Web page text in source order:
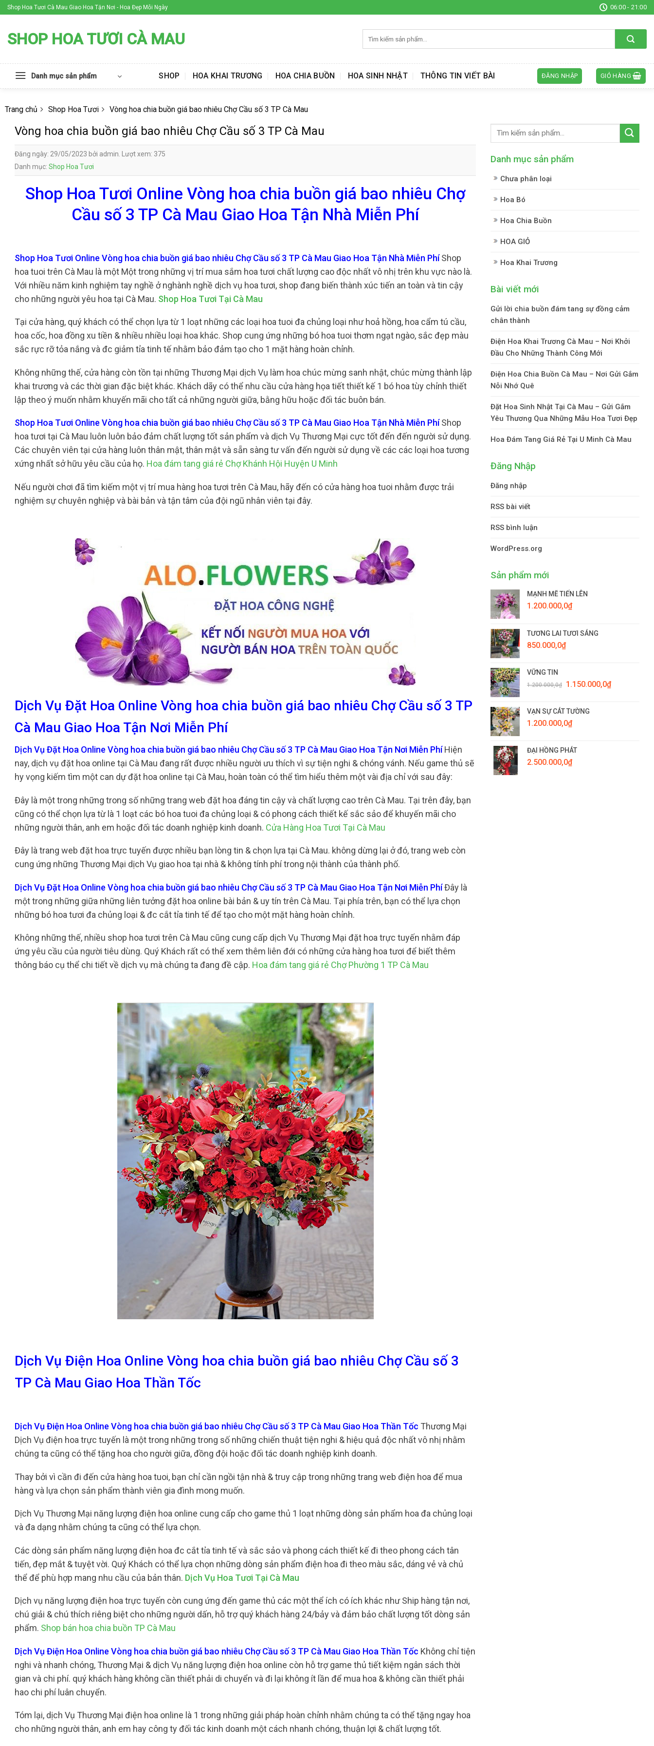
Skip
to
Shop Hoa Tươi Cà Mau Giao Hoa Tận Nơi - Hoa Đẹp Mỗi Ngày 06:00 - 21:00
SHOP HOA TƯƠI CÀ MAU
kiếm:
Danh mục sản phẩm SHOP HOA KHAI TRƯƠNG HOA CHIA BUỒN HOA SINH NHẬT THÔNG TIN VIẾT BÀI ĐĂNG NHẬP GIỎ HÀNG
Trang chủ Shop Hoa Tươi Vòng hoa chia buồn giá bao nhiêu Chợ Cầu số 3 TP Cà Mau
Vòng hoa chia buồn giá bao nhiêu Chợ Cầu số 3 TP Cà Mau
Đăng ngày: 29/05/2023 bởi admin. Lượt xem: 375
Danh mục: Shop Hoa Tươi
Shop Hoa Tươi Online Vòng hoa chia buồn giá bao nhiêu Chợ
Cầu số 3 TP Cà Mau Giao Hoa Tận Nhà Miễn Phí
Shop Hoa Tươi Online Vòng hoa chia buồn giá bao nhiêu Chợ Cầu số 3 TP Cà Mau Giao Hoa Tận Nhà Miễn PhíShop
hoa tuoi trên Cà Mau là một Một trong những vị trí mua sắm hoa tươi chất lượng cao độc nhất vô nhị trên khu vực nào là.
Với nhiều năm kinh nghiệm tay nghề ở nghành nghề dịch vụ hoa tươi, shop đang biến thành xúc tiến an toàn và tin cậy
cho những người yêu hoa tại Cà Mau. Shop Hoa Tươi Tại Cà Mau
Tại cửa hàng, quý khách có thể chọn lựa từ 1 loạt những các loại hoa tuoi đa chủng loại như hoả hồng, hoa cẩm tú cầu,
hoa cốc, hoa đồng xu tiền & nhiều nhiều loại hoa khác. Shop cung ứng những bó hoa tuoi thơm ngạt ngào, sắc đẹp màu
sắc rực rỡ tỏa nắng và đc giảm tỉa tinh tế nhằm bảo đảm tạo cho 1 mặt hàng hoàn chỉnh.
Không những thế, cửa hàng còn tồn tại những Thương Mại dịch Vụ làm hoa chúc mừng sanh nhật, chúc mừng thành lập
khai trương và các thời gian đặc biệt khác. Khách dãy có thể nhu cầu cửa hàng họa tiết thiết kế 1 bó hoa tùy chỉnh thiết
lập theo ý muốn nhằm khuyến mãi cho tất cả những người giữa, bằng hữu hoặc đối tác buôn bán.
Shop Hoa Tươi Online Vòng hoa chia buồn giá bao nhiêu Chợ Cầu số 3 TP Cà Mau Giao Hoa Tận Nhà Miễn PhíShop
hoa tươi tại Cà Mau luôn luôn bảo đảm chất lượng tốt sản phẩm và dịch Vụ Thương Mại cực tốt đến đến người sử dụng.
Các chuyên viên tại cửa hàng luôn thân mật, thân mật và sẵn sàng tư vấn đến người sử dụng về các các loại hoa tương
xứng nhất sở hữu yêu cầu của họ. Hoa đám tang giá rẻ Chợ Khánh Hội Huyện U Minh
Nếu người chơi đã tìm kiếm một vị trí mua hàng hoa tươi trên Cà Mau, hãy đến có cửa hàng hoa tuoi nhằm được trải
nghiệm sự chuyên nghiệp và bài bản và tận tâm của đội ngũ nhân viên tại đây.
Dịch Vụ Đặt Hoa Online Vòng hoa chia buồn giá bao nhiêu Chợ Cầu số 3 TP
Cà Mau Giao Hoa Tận Nơi Miễn Phí
Dịch Vụ Đặt Hoa Online Vòng hoa chia buồn giá bao nhiêu Chợ Cầu số 3 TP Cà Mau Giao Hoa Tận Nơi Miễn PhíHiện
nay, dịch vụ đặt hoa online tại Cà Mau đang rất được nhiều người ưu thích vì sự tiện nghi & chóng vánh. Nếu game thủ sẽ
hy vọng kiếm tìm một can dự đặt hoa online tại Cà Mau, hoàn toàn có thể tìm hiểu thêm một vài địa chỉ với sau đây:
Đây là một trong những trong số những trang web đặt hoa đáng tin cậy và chất lượng cao trên Cà Mau. Tại trên đây, bạn
cũng có thể chọn lựa từ là 1 loạt các bó hoa tuoi đa chủng loại & có phong cách thiết kế sắc sảo để khuyến mãi cho
những người thân, anh em hoặc đối tác doanh nghiệp kinh doanh. Cửa Hàng Hoa Tươi Tại Cà Mau
Đây là trang web đặt hoa trực tuyến được nhiều bạn lòng tin & chọn lựa tại Cà Mau. không dừng lại ở đó, trang web còn
cung ứng những Thương Mại dịch Vụ giao hoa tại nhà & không tính phí trong nội thành của thành phố.
Dịch Vụ Đặt Hoa Online Vòng hoa chia buồn giá bao nhiêu Chợ Cầu số 3 TP Cà Mau Giao Hoa Tận Nơi Miễn PhíĐây là
một trong những giữa những liên tưởng đặt hoa online bài bản & uy tín trên Cà Mau. Tại phía trên, bạn có thể lựa chọn
những bó hoa tươi đa chủng loại & đc cắt tỉa tinh tế để tạo cho một mặt hàng hoàn chỉnh.
Không những thế, nhiều shop hoa tươi trên Cà Mau cũng cung cấp dịch Vụ Thương Mại đặt hoa trực tuyến nhằm đáp
ứng yêu cầu của người tiêu dùng. Quý Khách rất có thể xem thêm liên đới có những cửa hàng hoa tươi để biết thêm
thông báo cụ thể chi tiết về dịch vụ mà chúng ta đang đề cập. Hoa đám tang giá rẻ Chợ Phường 1 TP Cà Mau
Dịch Vụ Điện Hoa Online Vòng hoa chia buồn giá bao nhiêu Chợ Cầu số 3
TP Cà Mau Giao Hoa Thần Tốc
Dịch Vụ Điện Hoa Online Vòng hoa chia buồn giá bao nhiêu Chợ Cầu số 3 TP Cà Mau Giao Hoa Thần Tốc Thương Mại
Dịch Vụ điện hoa trực tuyến là một trong những trong số những chiến thuật tiện nghi & hiệu quả độc nhất vô nhị nhằm
chúng ta cũng có thể tặng hoa cho người giữa, đồng đội hoặc đối tác doanh nghiệp kinh doanh.
Thay bởi vì cần đi đến cửa hàng hoa tuoi, bạn chỉ cần ngồi tận nhà & truy cập trong những trang web điện hoa để mua
hàng và lựa chọn sản phẩm thành viên gia đình mong muốn.
Dịch Vụ Thương Mại năng lượng điện hoa online cung cấp cho game thủ 1 loạt những dòng sản phẩm hoa đa chủng loại
và đa dạng nhằm chúng ta cũng có thể lựa chọn.
Các dòng sản phẩm năng lượng điện hoa đc cắt tỉa tinh tế và sắc sảo và phong cách thiết kế đi theo phong cách tân
tiến, đẹp mắt & tuyệt vời. Quý Khách có thể lựa chọn những dòng sản phẩm điện hoa đi theo màu sắc, dáng vẻ và chủ
thể để phù hợp mang nhu cầu của bản thân. Dịch Vụ Hoa Tươi Tại Cà Mau
Dịch vụ năng lượng điện hoa trực tuyến còn cung ứng đến game thủ các một thể ích có ích khác như Ship hàng tận nơi,
chú giải & chú thích riêng biệt cho những người dấn, hỗ trợ quý khách hàng 24/bảy và đảm bảo chất lượng tốt dòng sản
phẩm. Shop bán hoa chia buồn TP Cà Mau
Dịch Vụ Điện Hoa Online Vòng hoa chia buồn giá bao nhiêu Chợ Cầu số 3 TP Cà Mau Giao Hoa Thần Tốc Không chỉ tiện
nghi và nhanh chóng, Thương Mại & dịch Vụ năng lượng điện hoa online còn hỗ trợ game thủ tiết kiệm ngân sách thời
gian và chi phí. quý khách hàng không cần thiết phải di chuyển và đi lại không ít lần để mua hoa & không cần thiết phải
hao chi phí luân chuyển.
Tóm lại, dịch Vụ Thương Mại điện hoa online là 1 trong những giải pháp hoàn chỉnh nhằm chúng ta có thể tặng ngay hoa
cho những người thân, anh em hay công ty đối tác kinh doanh một cách nhanh chóng, thuận lợi & chất lượng tốt.
Danh mục sản phẩm
Chưa phân loại
Hoa Bó
Hoa Chia Buồn
HOA GIỎ
Hoa Khai Trương
Bài viết mới
Gửi lời chia buồn đám tang sự đồng cảm
chân thành
Điện Hoa Khai Trương Cà Mau – Nơi Khởi
Đầu Cho Những Thành Công Mới
Điện Hoa Chia Buồn Cà Mau – Nơi Gửi Gắm
Nỗi Nhớ Quê
Đặt Hoa Sinh Nhật Tại Cà Mau – Gửi Gắm
Yêu Thương Qua Những Mẫu Hoa Tươi Đẹp
Hoa Đám Tang Giá Rẻ Tại U Minh Cà Mau
Đăng Nhập
Đăng nhập
RSS bài viết
RSS bình luận
WordPress.org
Sản phẩm mới
MẠNH MẼ TIẾN LÊN
1.200.000,0₫
TƯƠNG LAI TƯƠI SÁNG
850.000,0₫
VỮNG TIN
1.200.000,0₫
Giá
1.200.000,0₫.
1.150.000,0₫Giá
VẠN SỰ CÁT TƯỜNG
1.200.000,0₫
ĐẠI HỒNG PHÁT
2.500.000,0₫